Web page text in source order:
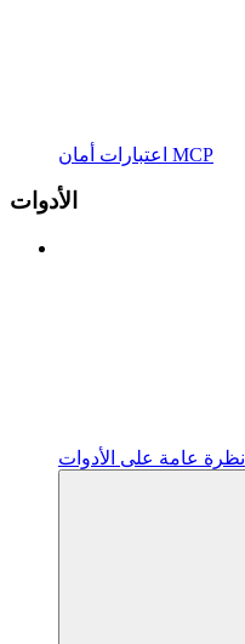
اعتبارات أمان MCP
الأدوات
نظرة عامة على الأدوات